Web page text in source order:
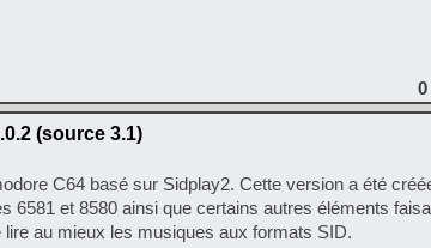
0
(source 3.1)
C64 basé sur Sidplay2. Cette version a été
6581 et 8580 ainsi que certains autres éléments
lire au mieux les musiques aux formats SID.